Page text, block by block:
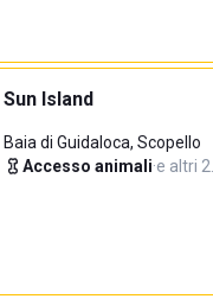
Sun Island
Baia di Guidaloca, Scopello
Accesso animali·e altri 2…